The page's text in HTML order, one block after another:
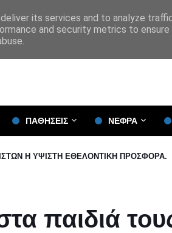
ΠΑΘΗΣΕΙΣ ΝΕΦΡΑ
Η ΥΨΙΣΤΗ ΕΘΕΛΟΝΤΙΚΗ ΠΡΟΣΦΟΡΑ.
παιδιά
its services and to analyze
and security metrics to